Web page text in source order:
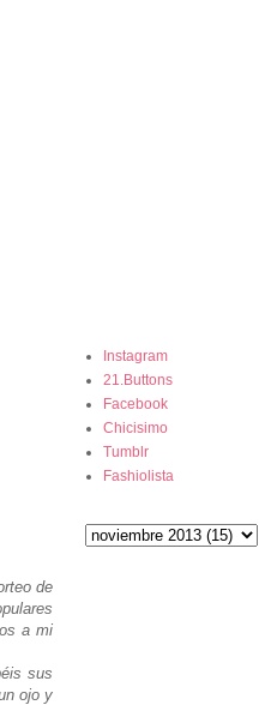
de
a mi
sus
ojo y
Instagram
21.Buttons
Facebook
Chicisimo
Tumblr
Fashiolista